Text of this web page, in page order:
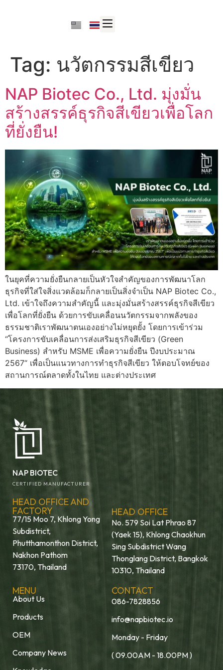
Tag: นวัตกรรมสีเขียว
NAP Biotec Co., Ltd. มุ่งมั่น
สร้างสรรค์ธุรกิจสีเขียวเพื่อโลก
ที่ยั่งยืน!
ในยุคที่ความยั่งยืนกลายเป็นหัวใจสำคัญของการพัฒนาโลก
ธุรกิจที่ใส่ใจสิ่งแวดล้อมก็กลายเป็นสิ่งจำเป็น NAP Biotec Co.,
Ltd. เข้าใจถึงความสำคัญนี้ และมุ่งมั่นสร้างสรรค์ธุรกิจสีเขียว
เพื่อโลกที่ยั่งยืน ด้วยการขับเคลื่อนนวัตกรรมจากพลังของ
ธรรมชาติเราพัฒนาตนเองอย่างไม่หยุดยั้ง โดยการเข้าร่วม
“โครงการขับเคลื่อนการส่งเสริมธุรกิจสีเขียว (Green
Business) สำหรับ MSME เพื่อความยั่งยืน ปีงบประมาณ
2567“ เพื่อเป็นแนวทางการทำธุรกิจสีเขียว ให้ตอบโจทย์ของ
สถานการณ์ตลาดทั้งในไทย และต่างประเทศ
NAP BIOTEC
CERTIFIED MANUFACTURER
HEAD OFFICE AND
FACTORY
77/15 Moo 7, Khlong Yong
Subdistrict,
Phutthamonthon District,
Nakhon Pathom
73170, Thailand
HEAD OFFICE
No. 579 Soi Lat Phrao 87
(Yaek 15), Khlong Chaokhun
Sing Subdistrict Wang
Thonglang District, Bangkok
10310, Thailand
MENU
About Us
Products
OEM
Company News
CONTACT
086-7828856
info@napbiotec.io
Monday - Friday
( 09.00AM - 18.00PM )